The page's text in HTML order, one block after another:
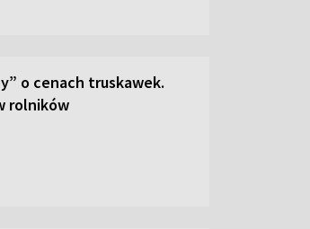
o cenach truskawek.
rolników